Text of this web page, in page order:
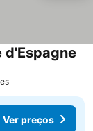
d'Espagne
Ver preços